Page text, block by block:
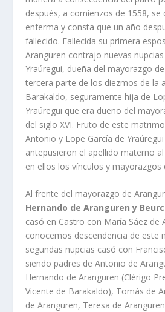
después, a comienzos de 1558, se
enferma y consta que un año
fallecido. Fallecida su primera
Aranguren contrajo nuevas
Yraúregui, dueña del mayorazgo
tercera parte de los diezmos de la
Barakaldo, seguramente hija de
Yraúregui que era dueño del
del siglo XVI. Fruto de este
Antonio y Lope Garcí­a de
antepusieron el apellido materno
en ellos los ví­nculos y mayorazgos
Al frente del mayorazgo de
Hernando de Aranguren y
casó en Castro con Marí­a Sáez de
conocemos descendencia de este
segundas nupcias casó con
siendo padres de Antonio de
Hernando de Aranguren (Clérigo
Vicente de Barakaldo), Tomás de
de Aranguren, Teresa de